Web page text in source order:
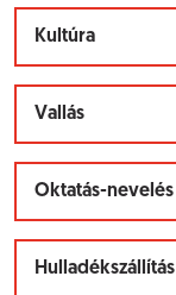
Kultúra
Vallás
Oktatás-nevelés
Hulladékszállítás